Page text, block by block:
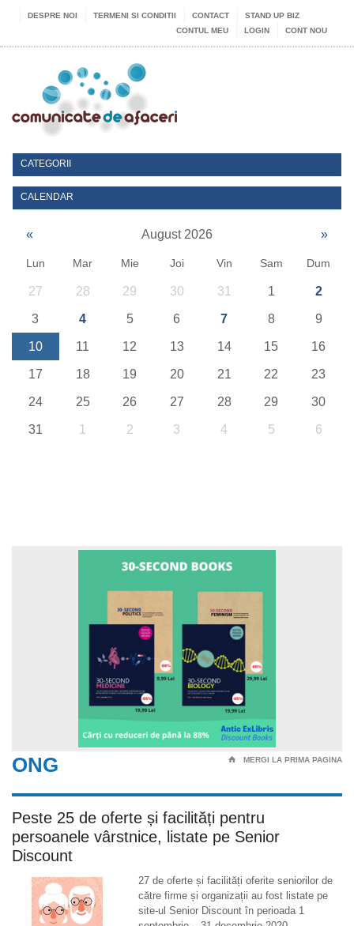
DESPRE NOI TERMENI SI CONDITII CONTACT
STAND UP BIZ
CONTUL MEU
LOGIN CONT NOU
CATEGORII
CALENDAR
« August 2026 »
Lun Mar Mie Joi Vin Sam Dum
27 28 29 30 31 1 2
3 4 5 6 7 8 9
10 11 12 13 14 15 16
17 18 19 20 21 22 23
24 25 26 27 28 29 30
31 1 2 3 4 5 6
ONG ⌂ MERGI LA PRIMA PAGINA
Peste 25 de oferte și facilități pentru
persoanele vârstnice, listate pe Senior
Discount
27 de oferte și facilități oferite seniorilor de
către firme și organizații au fost listate pe
site-ul Senior Discount în perioada 1